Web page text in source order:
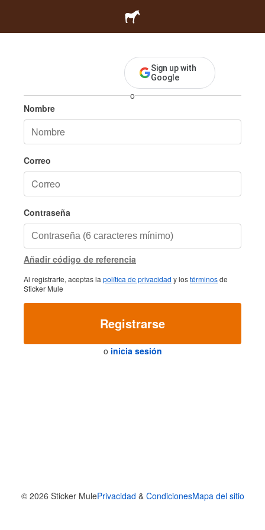
Sign up with
Google
o
Nombre
Correo
Contraseña
Añadir código de referencia
Al registrarte, aceptas la política de privacidad y lostérminosde
Sticker Mule
Registrarse
o inicia sesión
© 2026 Sticker MulePrivacidad & CondicionesMapa del sitio